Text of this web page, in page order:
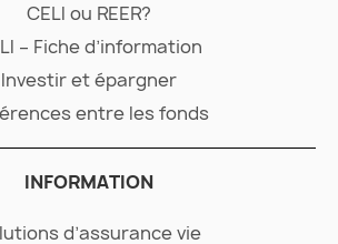
CELI ou REER?
– Fiche d’information
Investir et épargner
entre les fonds
INFORMATION
d’assurance vie